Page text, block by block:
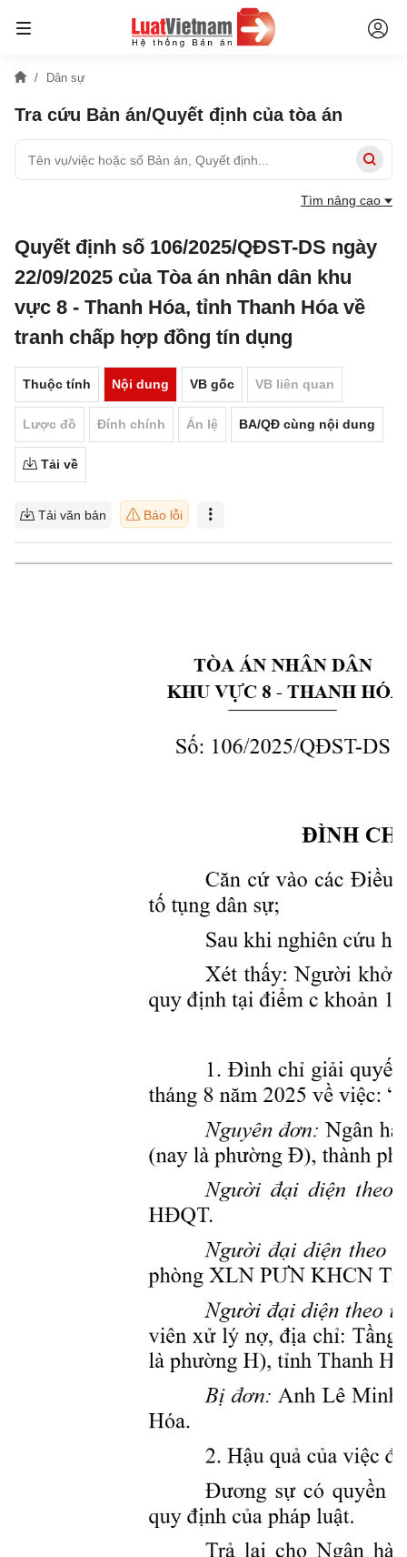
Dân sự
Tra cứu Bản án/Quyết định của tòa án
Tìm nâng cao
Quyết định số 106/2025/QĐST-DS ngày
22/09/2025 của Tòa án nhân dân khu
vực 8 - Thanh Hóa, tỉnh Thanh Hóa về
tranh chấp hợp đồng tín dụng
Thuộc tính Nội dung VB gốc VB liên quan
Lược đồ Đính chính Án lệ BA/QĐ cùng nội dung
Tải về
Tải văn bản Báo lỗi